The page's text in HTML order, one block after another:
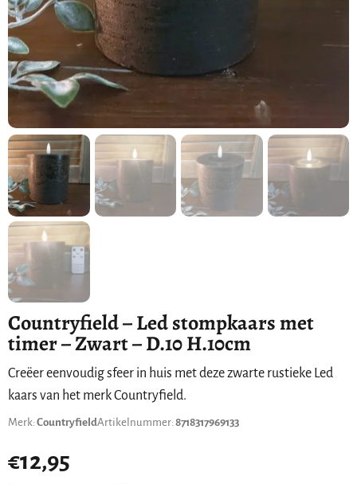
Countryfield – Led stompkaars met
timer – Zwart – D.10 H.10cm
Creëer eenvoudig sfeer in huis met deze zwarte rustieke Led
kaars van het merk Countryfield.
Merk: CountryfieldArtikelnummer: 8718317969133
€12,95